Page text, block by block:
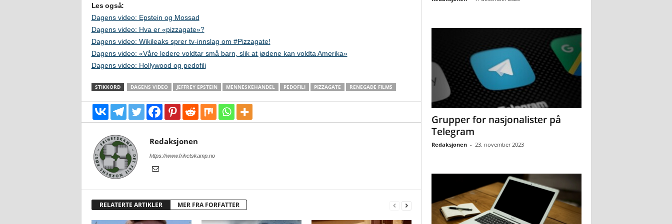
Les også:
Dagens video: Epstein og Mossad
Dagens video: Hva er «pizzagate»?
Dagens video: Wikileaks sprer tv-innslag om #Pizzagate!
Dagens video: «Våre ledere voldtar små barn, slik at jødene kan voldta Amerika»
Dagens video: Hollywood og pedofili
STIKKORD DAGENS VIDEO JEFFREY EPSTEIN MENNESKEHANDEL PEDOFILI PIZZAGATE RENEGADE FILMS
Redaksjonen
https://www.frihetskamp.no
RELATERTE ARTIKLER MER FRA FORFATTER
Grupper for nasjonalister på
Telegram
Redaksjonen - 23. november 2023